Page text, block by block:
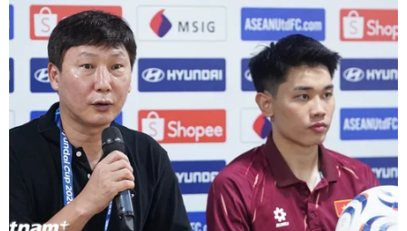
Hội thảo về “Kiến trúc Phật giáo Việt Nam
- thống nhất trong đa dạng"
15/04/2023 08:22
Tại hội thảo, các đại biểu đã đưa ra nhiều đề xuất, kiến
nghị, giải pháp nhằm khắc phục hạn chế, bất cập cũng
như định hướng cho kiến trúc Phật giáo Việt Nam trong